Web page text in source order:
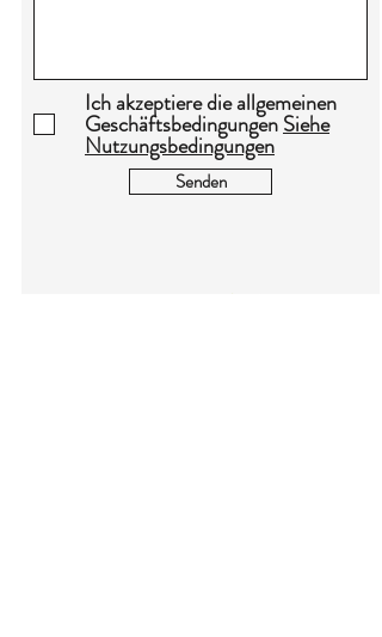
Ich akzeptiere die allgemeinen
GeschäftsbedingungenSiehe
Nutzungsbedingungen
Senden